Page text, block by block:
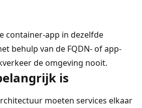
container-app in dezelfde
behulp van de FQDN- of app-
de omgeving nooit.
is
moeten services elkaar